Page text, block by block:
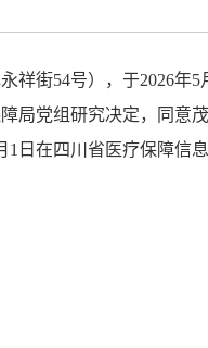
街54号），于2026年
局党组研究决定，同意
日在四川省医疗保障